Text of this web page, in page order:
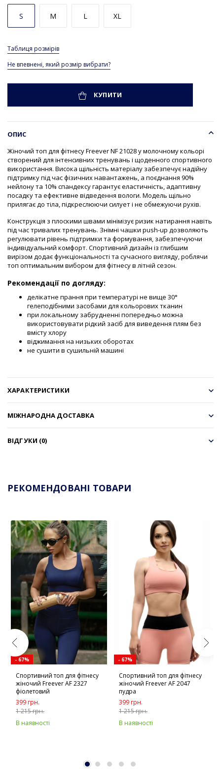
S M L XL
Таблиця розмірів
Не впевнені, який розмір вибрати?
КУПИТИ
ОПИС
Жіночий топ для фітнесу Freever NF 21028 у молочному кольорі
створений для інтенсивних тренувань і щоденного спортивного
використання. Висока щільність матеріалу забезпечує надійну
підтримку під час фізичних навантажень, а поєднання 90%
нейлону та 10% спандексу гарантує еластичність, адаптивну
посадку та ефективне відведення вологи. Модель щільно
прилягає до тіла, підкреслюючи силует і не обмежуючи рухів.
Конструкція з плоскими швами мінімізує ризик натирання навіть
під час тривалих тренувань. Знімні чашки push-up дозволяють
регулювати рівень підтримки та формування, забезпечуючи
індивідуальний комфорт. Спортивний дизайн із глибшим
вирізом додає функціональності та сучасного вигляду, роблячи
топ оптимальним вибором для фітнесу в літній сезон.
Рекомендації по догляду:
делікатне прання при температурі не вище 30°
гелеподібними засобами для кольорових тканин
при локальному забрудненні попередньо можна
використовувати рідкий засіб для виведення плям без
вмісту хлору
віджимання на низьких оборотах
не сушити в сушильній машині
ХАРАКТЕРИСТИКИ
МІЖНАРОДНА ДОСТАВКА
ВІДГУКИ (0)
РЕКОМЕНДОВАНІ ТОВАРИ
- 67%
Спортивний топ для фітнесу
жіночий Freever AF 2327
фіолетовий
399 грн.
1 215 грн.
В наявності
- 67%
Спортивний топ для фітнесу
жіночий Freever AF 2047
пудра
399 грн.
1 215 грн.
В наявності